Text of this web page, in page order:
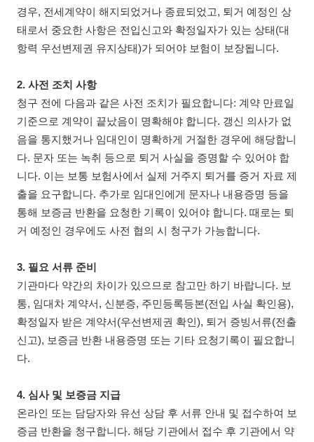
경우, 전세계약이 해지되었거나 종료되었고, 퇴거 예정인 상
태로서 중요한 사항은 전입신고와 확정일자가 있는 상태(대
항력 우선변제권 유지상태)가 되어야 보험이 보장됩니다.
2. 사전 조치 사항
청구 전에 다음과 같은 사전 조치가 필요합니다: 계약 만료일
기준으로 계약이 끝났음이 명확해야 합니다. 갱신 의사가 없
음을 통지했거나 임대인이 명확하게 거절한 경우에 해당합니
다. 문자 또는 녹취 등으로 퇴거 사실을 증명할 수 있어야 합
니다. 이는 보통 보험사에서 실제 거주지 퇴거를 증거 자료 제
출을 요구합니다. 추가로 임대인에게 문자나 내용증명 등을
통해 보증금 반환을 요청한 기록이 있어야 합니다. 때로는 퇴
거 예정인 경우에도 사전 협의 시 청구가 가능합니다.
3. 필요 서류 준비
기관마다 약간의 차이가 있으므로 참고만 하기 바랍니다. 보
통, 임대차 계약서, 신분증, 주민등록등본(전입 사실 확인용),
확정일자 받은 계약서(우선변제권 확인), 퇴거 증빙서류(전출
신고), 보증금 반환 내용증명 또는 기타 요청기록이 필요합니
다.
4. 심사 및 보증금 지급
온라인 또는 담당자와 유선 상담 후 서류 안내 및 접수하여 보
증금 반환을 청구합니다. 해당 기관에서 접수 후 기관에서 약